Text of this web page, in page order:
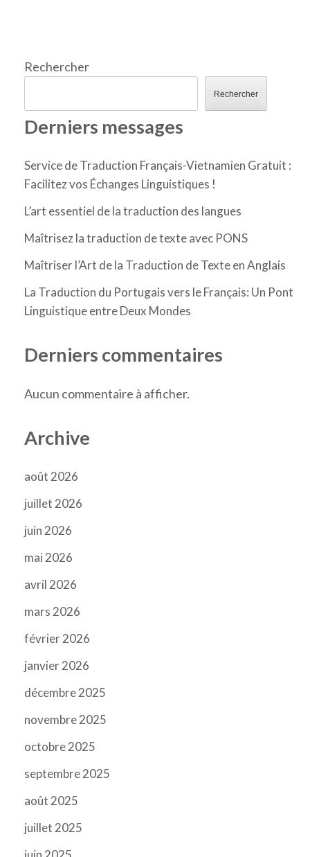
Rechercher
Rechercher
Derniers messages
Service de Traduction Français-Vietnamien Gratuit :
Facilitez vos Échanges Linguistiques !
L’art essentiel de la traduction des langues
Maîtrisez la traduction de texte avec PONS
Maîtriser l’Art de la Traduction de Texte en Anglais
La Traduction du Portugais vers le Français: Un Pont
Linguistique entre Deux Mondes
Derniers commentaires
Aucun commentaire à afficher.
Archive
août 2026
juillet 2026
juin 2026
mai 2026
avril 2026
mars 2026
février 2026
janvier 2026
décembre 2025
novembre 2025
octobre 2025
septembre 2025
août 2025
juillet 2025